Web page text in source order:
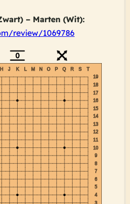
– Marten (Wit):
review/1069786
0
H J K L M N O P Q R S
T
19
18
17
16
15
14
13
12
11
10
9
8
7
6
5
4
3